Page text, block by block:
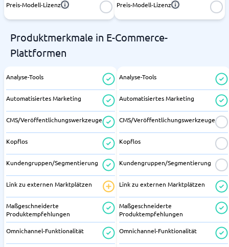
Preis-Modell-Lizenz Preis-Modell-Lizenz
Produktmerkmale in E-Commerce-
Plattformen
Analyse-Tools
Automatisiertes Marketing
CMS/Veröffentlichungswerkzeuge
Kopflos
Kundengruppen/Segmentierung
Link zu externen Marktplätzen
Maßgeschneiderte
Produktempfehlungen
Omnichannel-Funktionalität
Analyse-Tools
Automatisiertes Marketing
CMS/Veröffentlichungswerkzeuge
Kopflos
Kundengruppen/Segmentierung
Link zu externen Marktplätzen
Maßgeschneiderte
Produktempfehlungen
Omnichannel-Funktionalität